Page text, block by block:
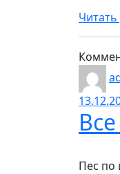
Читать
Пес по